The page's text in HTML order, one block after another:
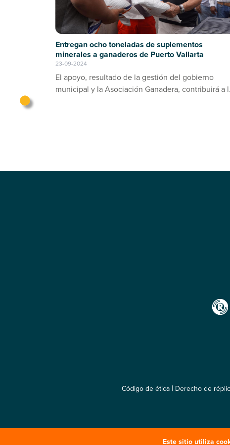
Este sitio utiliza
Entregan ocho toneladas de suplementos
minerales a ganaderos de Puerto Vallarta
23-09-2024
El apoyo, resultado de la gestión del gobierno
municipal y la Asociación Ganadera, contribuirá a
Código de ética| Derecho de